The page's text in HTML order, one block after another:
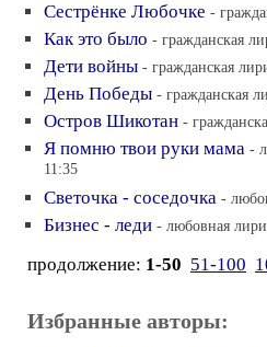
Сестрёнке Любочке -
Как это было - гражданская
Дети войны - гражданская
День Победы - гражданская
Остров Шикотан -
Я помню твои руки мама -
11:35
Светочка - соседочка -
Бизнес - леди - любовная
продолжение: 1-50 51-100
Избранные авторы: